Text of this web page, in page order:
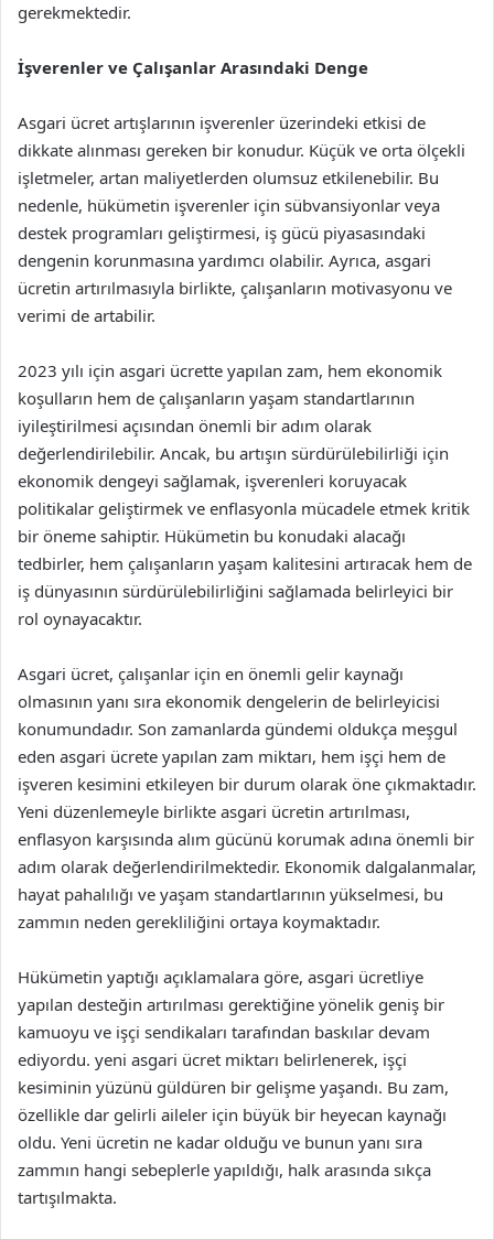
gerekmektedir.
İşverenler ve Çalışanlar Arasındaki Denge
Asgari ücret artışlarının işverenler üzerindeki etkisi de
dikkate alınması gereken bir konudur. Küçük ve orta ölçekli
işletmeler, artan maliyetlerden olumsuz etkilenebilir. Bu
nedenle, hükümetin işverenler için sübvansiyonlar veya
destek programları geliştirmesi, iş gücü piyasasındaki
dengenin korunmasına yardımcı olabilir. Ayrıca, asgari
ücretin artırılmasıyla birlikte, çalışanların motivasyonu ve
verimi de artabilir.
2023 yılı için asgari ücrette yapılan zam, hem ekonomik
koşulların hem de çalışanların yaşam standartlarının
iyileştirilmesi açısından önemli bir adım olarak
değerlendirilebilir. Ancak, bu artışın sürdürülebilirliği için
ekonomik dengeyi sağlamak, işverenleri koruyacak
politikalar geliştirmek ve enflasyonla mücadele etmek kritik
bir öneme sahiptir. Hükümetin bu konudaki alacağı
tedbirler, hem çalışanların yaşam kalitesini artıracak hem de
iş dünyasının sürdürülebilirliğini sağlamada belirleyici bir
rol oynayacaktır.
Asgari ücret, çalışanlar için en önemli gelir kaynağı
olmasının yanı sıra ekonomik dengelerin de belirleyicisi
konumundadır. Son zamanlarda gündemi oldukça meşgul
eden asgari ücrete yapılan zam miktarı, hem işçi hem de
işveren kesimini etkileyen bir durum olarak öne çıkmaktadır.
Yeni düzenlemeyle birlikte asgari ücretin artırılması,
enflasyon karşısında alım gücünü korumak adına önemli bir
adım olarak değerlendirilmektedir. Ekonomik dalgalanmalar,
hayat pahalılığı ve yaşam standartlarının yükselmesi, bu
zammın neden gerekliliğini ortaya koymaktadır.
Hükümetin yaptığı açıklamalara göre, asgari ücretliye
yapılan desteğin artırılması gerektiğine yönelik geniş bir
kamuoyu ve işçi sendikaları tarafından baskılar devam
ediyordu. yeni asgari ücret miktarı belirlenerek, işçi
kesiminin yüzünü güldüren bir gelişme yaşandı. Bu zam,
özellikle dar gelirli aileler için büyük bir heyecan kaynağı
oldu. Yeni ücretin ne kadar olduğu ve bunun yanı sıra
zammın hangi sebeplerle yapıldığı, halk arasında sıkça
tartışılmakta.